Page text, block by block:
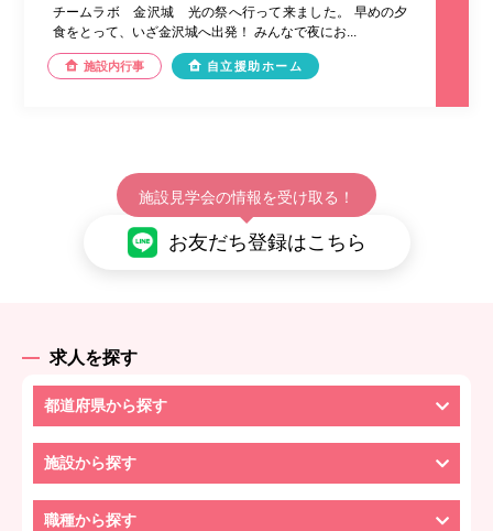
チームラボ 金沢城 光の祭へ行って来ました。 早めの夕
食をとって、いざ金沢城へ出発！ みんなで夜にお...
施設内行事 自立援助ホーム
施設見学会の情報を受け取る！
お友だち登録はこちら
求人を探す
都道府県から探す
施設から探す
職種から探す